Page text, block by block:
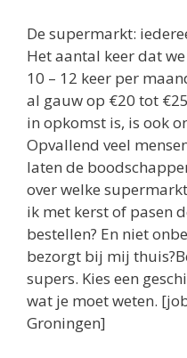
De supermarkt:
Het aantal keer dat
10 – 12 keer per
al gauw op €20 tot
in opkomst is, is ook
Opvallend veel
laten de
over welke
ik met kerst of pasen
bestellen? En niet
bezorgt bij mij
supers. Kies een
wat je moet weten.
Groningen]